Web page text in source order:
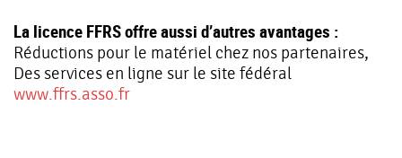
La licence FFRS offre aussi d’autres avantages :
Réductions pour le matériel chez nos partenaires,
Des services en ligne sur le site fédéral
www.ffrs.asso.fr